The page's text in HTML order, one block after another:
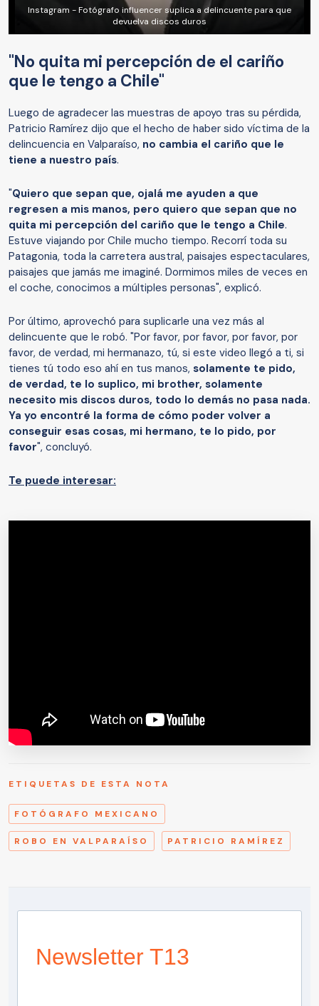
Instagram - Fotógrafo influencer suplica a delincuente para que
devuelva discos duros
"No quita mi percepción de el cariño
que le tengo a Chile"
Luego de agradecer las muestras de apoyo tras su pérdida,
Patricio Ramírez dijo que el hecho de haber sido víctima de la
delincuencia en Valparaíso, no cambia el cariño que le
tiene a nuestro país.
"Quiero que sepan que, ojalá me ayuden a que
regresen a mis manos, pero quiero que sepan que no
quita mi percepción del cariño que le tengo a Chile.
Estuve viajando por Chile mucho tiempo. Recorrí toda su
Patagonia, toda la carretera austral, paisajes espectaculares,
paisajes que jamás me imaginé. Dormimos miles de veces en
el coche, conocimos a múltiples personas", explicó.
Por último, aprovechó para suplicarle una vez más al
delincuente que le robó. "Por favor, por favor, por favor, por
favor, de verdad, mi hermanazo, tú, si este video llegó a ti, si
tienes tú todo eso ahí en tus manos, solamente te pido,
de verdad, te lo suplico, mi brother, solamente
necesito mis discos duros, todo lo demás no pasa nada.
Ya yo encontré la forma de cómo poder volver a
conseguir esas cosas, mi hermano, te lo pido, por
favor", concluyó.
Te puede interesar:
ETIQUETAS DE ESTA NOTA
FOTÓGRAFO MEXICANO
ROBO EN VALPARAÍSO PATRICIO RAMÍREZ
Newsletter T13